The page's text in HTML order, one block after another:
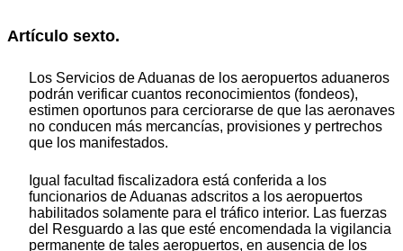
Artículo sexto.
Los Servicios de Aduanas de los aeropuertos aduaneros
podrán verificar cuantos reconocimientos (fondeos),
estimen oportunos para cerciorarse de que las aeronaves
no conducen más mercancías, provisiones y pertrechos
que los manifestados.
Igual facultad fiscalizadora está conferida a los
funcionarios de Aduanas adscritos a los aeropuertos
habilitados solamente para el tráfico interior. Las fuerzas
del Resguardo a las que esté encomendada la vigilancia
permanente de tales aeropuertos, en ausencia de los